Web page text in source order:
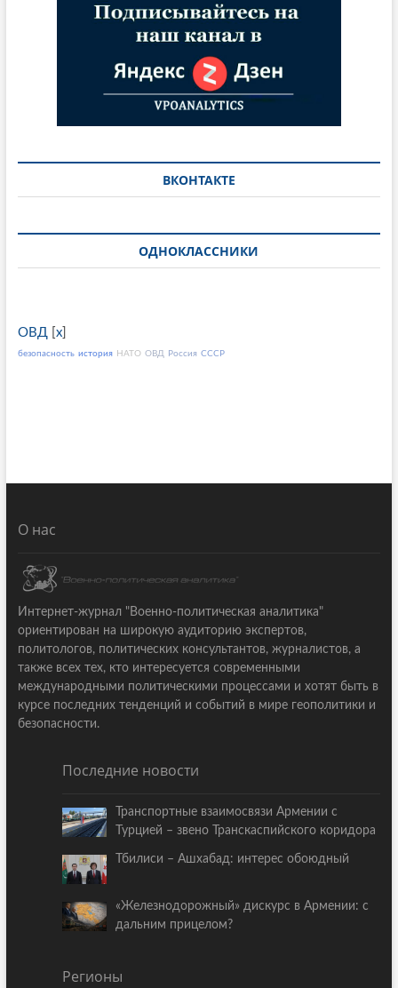
ВКОНТАКТЕ
ОДНОКЛАССНИКИ
ОВД[ x]
безопасность история НАТО ОВД Россия СССР
О нас
Интернет-журнал "Военно-политическая аналитика"
ориентирован на широкую аудиторию экспертов,
политологов, политических консультантов, журналистов, а
также всех тех, кто интересуется современными
международными политическими процессами и хотят быть в
курсе последних тенденций и событий в мире геополитики и
безопасности.
Последние новости
Транспортные взаимосвязи Армении с
Турцией – звено Транскаспийского коридора
Тбилиси – Ашхабад: интерес обоюдный
«Железнодорожный» дискурс в Армении: с
дальним прицелом?
Регионы